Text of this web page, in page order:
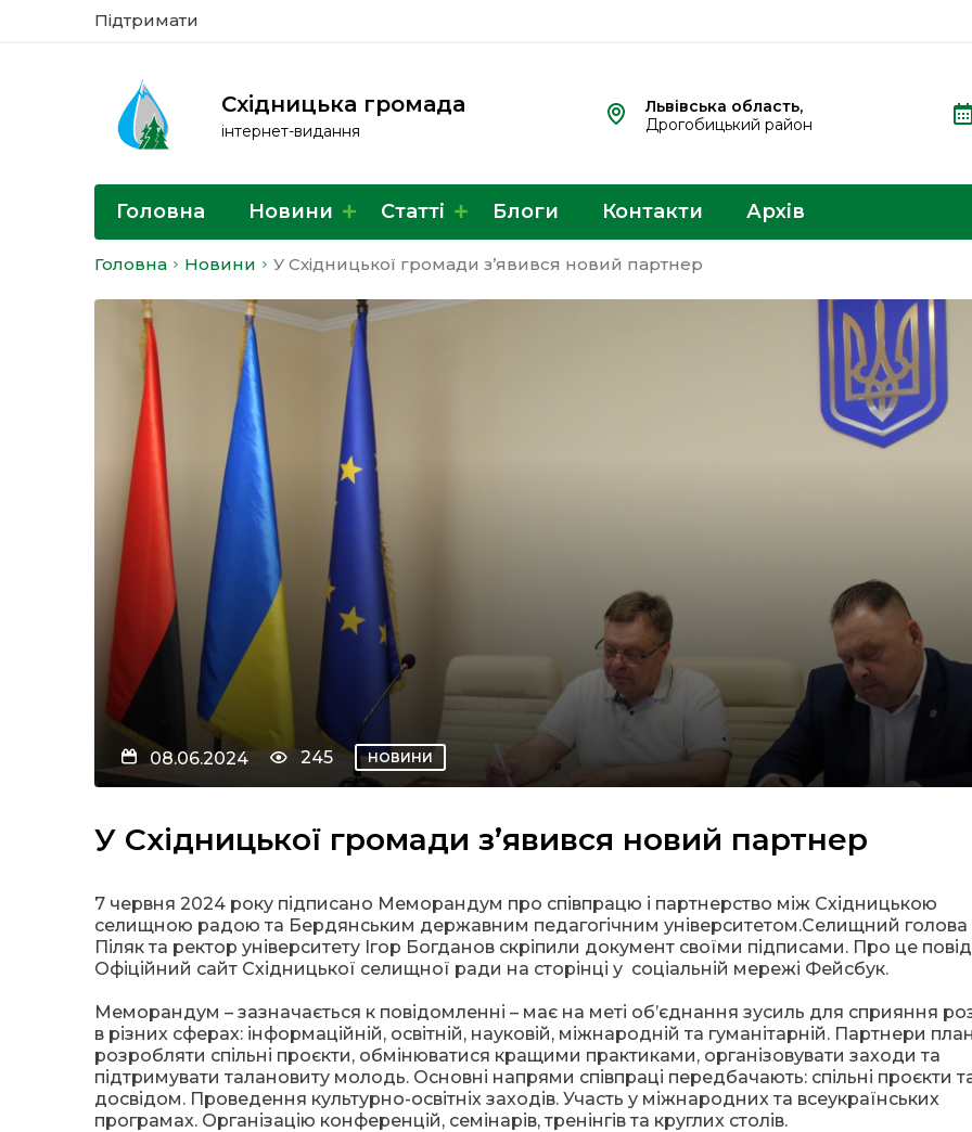
Підтримати
Східницька громада
інтернет-видання
Львівська область,
Дрогобицький район
Головна Новини Статті Блоги Контакти Архів
Головна Новини У Східницької громади з’явився новий партнер
08.06.2024 245 НОВИНИ
У Східницької громади з’явився новий партнер
7 червня 2024 року підписано Меморандум про співпрацю і партнерство між Східницькою
селищною радою та Бердянським державним педагогічним університетом.Селищний голова
Піляк та ректор університету Ігор Богданов скріпили документ своїми підписами. Про це
Офіційний сайт Східницької селищної ради на сторінці у соціальній мережі Фейсбук.
Меморандум – зазначається к повідомленні – має на меті об’єднання зусиль для сприяння
в різних сферах: інформаційній, освітній, науковій, міжнародній та гуманітарній. Партнери
розробляти спільні проєкти, обмінюватися кращими практиками, організовувати заходи та
підтримувати талановиту молодь. Основні напрями співпраці передбачають: спільні проєкти
досвідом. Проведення культурно-освітніх заходів. Участь у міжнародних та всеукраїнських
програмах. Організацію конференцій, семінарів, тренінгів та круглих столів.